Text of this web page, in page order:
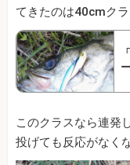
てきたのは40cmクラ
このクラスなら連発
投げても反応がなく